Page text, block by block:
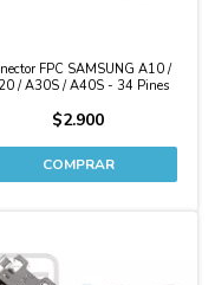
FPC SAMSUNG A10 /
/ A30S / A40S - 34 Pines
$2.900